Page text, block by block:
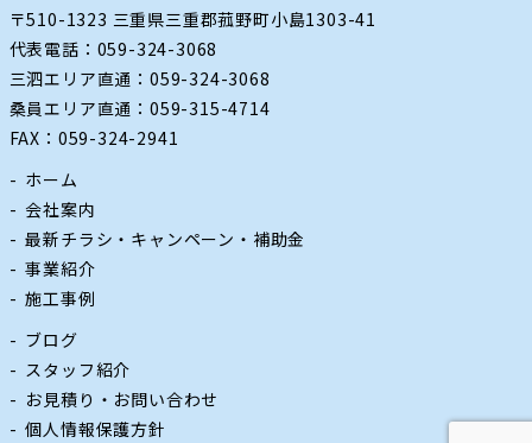
〒510-1323 三重県三重郡菰野町小島1303-41
代表電話：059-324-3068
三泗エリア直通：059-324-3068
桑員エリア直通：059-315-4714
FAX：059-324-2941
ホーム
会社案内
最新チラシ・キャンペーン・補助金
事業紹介
施工事例
ブログ
スタッフ紹介
お見積り・お問い合わせ
個人情報保護方針